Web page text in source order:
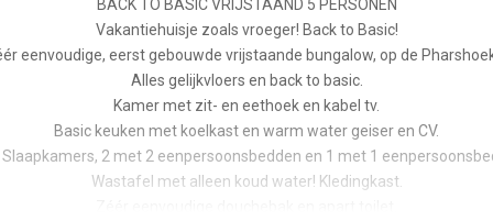
BACK TO BASIC VRIJSTAAND 5 PERSONEN
Vakantiehuisje zoals vroeger! Back to Basic!
eenvoudige, eerst gebouwde vrijstaande bungalow, op de
Alles gelijkvloers en back to basic.
Kamer met zit- en eethoek en kabel tv.
Basic keuken met koelkast en warm water geiser en CV.
Slaapkamers, 2 met 2 eenpersoonsbedden en 1 met 1
Wastafel met alleen koud water! Kledingkast.